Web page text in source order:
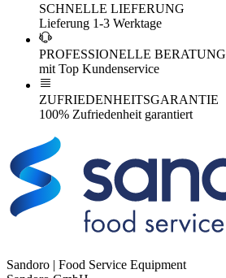
SCHNELLE LIEFERUNG
Lieferung 1-3 Werktage
PROFESSIONELLE BERATUNG
mit Top Kundenservice
ZUFRIEDENHEITSGARANTIE
100% Zufriedenheit garantiert
Sandoro | Food Service Equipment